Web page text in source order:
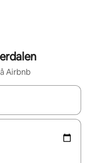
Airbnb
navigera med upp- och